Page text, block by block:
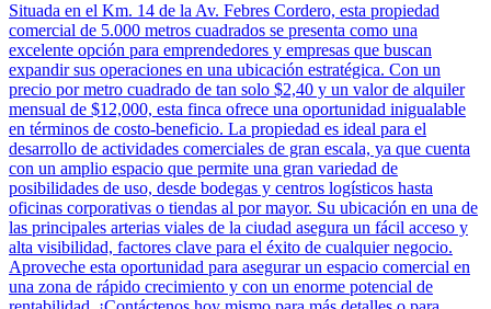
Situada en el Km. 14 de la Av. Febres Cordero, esta propiedad
comercial de 5.000 metros cuadrados se presenta como una
excelente opción para emprendedores y empresas que buscan
expandir sus operaciones en una ubicación estratégica. Con un
precio por metro cuadrado de tan solo $2,40 y un valor de alquiler
mensual de $12,000, esta finca ofrece una oportunidad inigualable
en términos de costo-beneficio. La propiedad es ideal para el
desarrollo de actividades comerciales de gran escala, ya que cuenta
con un amplio espacio que permite una gran variedad de
posibilidades de uso, desde bodegas y centros logísticos hasta
oficinas corporativas o tiendas al por mayor. Su ubicación en una de
las principales arterias viales de la ciudad asegura un fácil acceso y
alta visibilidad, factores clave para el éxito de cualquier negocio.
Aproveche esta oportunidad para asegurar un espacio comercial en
una zona de rápido crecimiento y con un enorme potencial de